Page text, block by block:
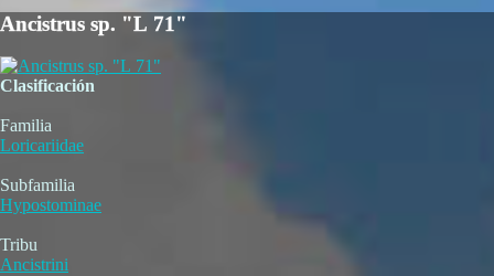
Ancistrus sp. "L 71"
Clasificación
Familia
Loricariidae
Subfamilia
Hypostominae
Tribu
Ancistrini